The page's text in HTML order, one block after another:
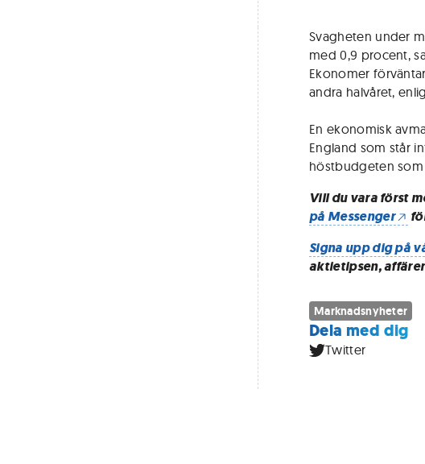
Svagheten under
med 0,9 procent,
Ekonomer
andra halvåret,
En ekonomisk
England som står
höstbudgeten
Vill du vara först
på Messenger
Signa upp dig på
aktietipsen,
Marknadsnyheter
Dela med dig
Twitter